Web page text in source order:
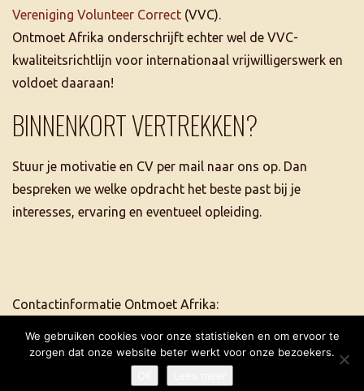
Vereniging Volunteer Correct (VVC).
Ontmoet Afrika onderschrijft echter wel de VVC-
kwaliteitsrichtlijn voor internationaal vrijwilligerswerk en
voldoet daaraan!
BINNENKORT VERTREKKEN?
Stuur je motivatie en CV per mail naar ons op. Dan
bespreken we welke opdracht het beste past bij je
interesses, ervaring en eventueel opleiding.
Contactinformatie Ontmoet Afrika:
info@ontmoetafrika.nl
We gebruiken cookies voor onze statistieken en om ervoor te
zorgen dat onze website beter werkt voor onze bezoekers.